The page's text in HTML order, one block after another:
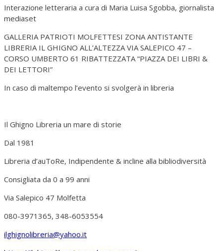
Interazione letteraria a cura di Maria Luisa Sgobba, giornalista
mediaset
GALLERIA PATRIOTI MOLFETTESI ZONA ANTISTANTE
LIBRERIA IL GHIGNO ALL’ALTEZZA VIA SALEPICO 47 –
CORSO UMBERTO 61 RIBATTEZZATA “PIAZZA DEI LIBRI &
DEI LETTORI”
In caso di maltempo l’evento si svolgerà in libreria
Il Ghigno Libreria un mare di storie
Dal 1981
Libreria d’auToRe, Indipendente & incline alla bibliodiversità
Consigliata da 0 a 99 anni
Via Salepico 47 Molfetta
080-3971365, 348-6053554
ilghignolibreria@yahoo.it